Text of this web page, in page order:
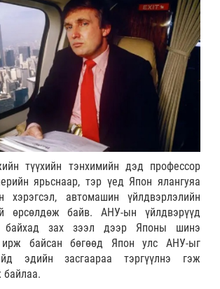
түүхийн тэнхимийн дэд профессор
ярьснаар, тэр үед Япон ялангуяа
хэрэгсэл, автомашин үйлдвэрлэлийн
өрсөлдөж байв. АНУ-ын үйлдвэрүүд
байхад зах зээл дээр Японы шинэ
ирж байсан бөгөөд Япон улс АНУ-ыг
эдийн засгаараа тэргүүлнэ гэж